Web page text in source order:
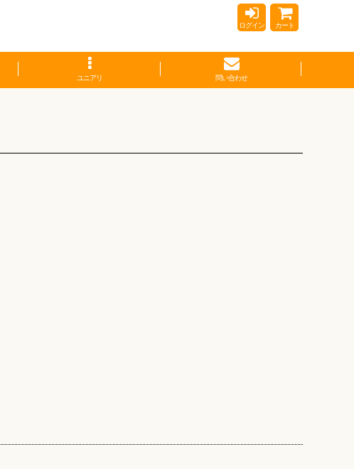
ログイン カート
ユニアリ 問い合わせ